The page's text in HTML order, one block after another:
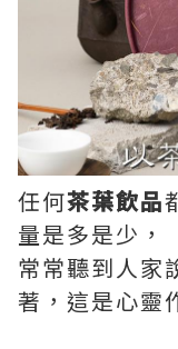
任何茶葉飲品
量是多是少，
常常聽到人家
著，這是心靈